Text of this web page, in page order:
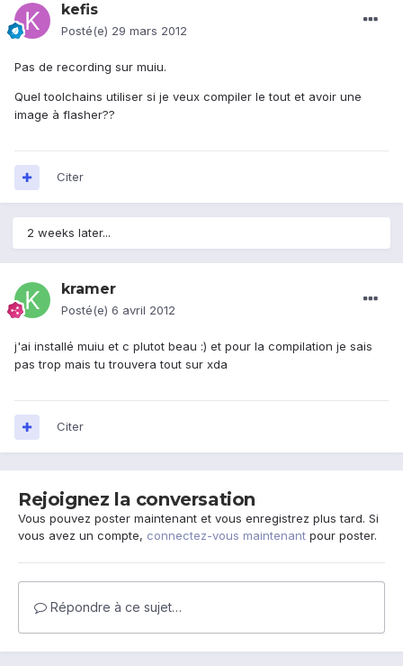
kefis
Posté(e) 29 mars 2012
Pas de recording sur muiu.
Quel toolchains utiliser si je veux compiler le tout et avoir une
image à flasher??
Citer
2 weeks later...
kramer
Posté(e) 6 avril 2012
j'ai installé muiu et c plutot beau :) et pour la compilation je sais
pas trop mais tu trouvera tout sur xda
Citer
Rejoignez la conversation
Vous pouvez poster maintenant et vous enregistrez plus tard. Si
vous avez un compte, connectez-vous maintenant pour poster.
Répondre à ce sujet…